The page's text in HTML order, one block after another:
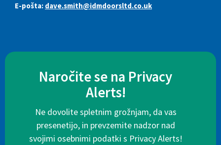
E-pošta: dave.smith@idmdoorsltd.co.uk
Naročite se na Privacy
Alerts!
Ne dovolite spletnim grožnjam, da vas
presenetijo, in prevzemite nadzor nad
svojimi osebnimi podatki s Privacy Alerts!